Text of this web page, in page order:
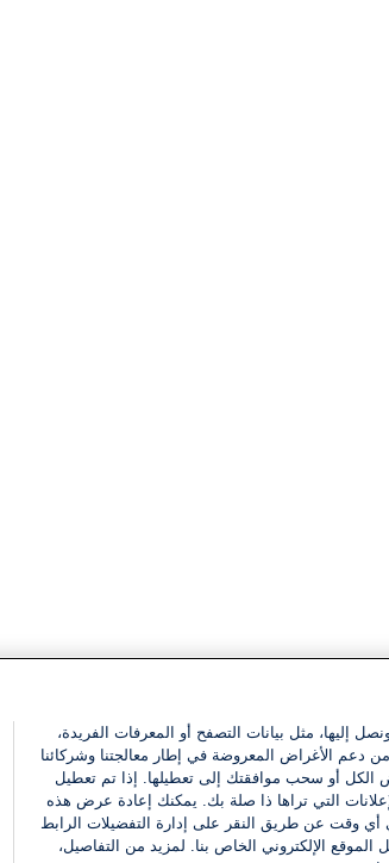
إليها، مثل بيانات التصفح أو المعرفات الفريدة،
دعم الأغراض المعروضة في إطار معالجتنا وشركائنا
الكل أو سحب موافقتك إلى تعطيلها. إذا تم تعطيل
التي تراها ذا صلة بك. يمكنك إعادة عرض هذه
أي وقت عن طريق النقر على إدارة التفضيلات الرابط
الإلكتروني الخاص بنا. لمزيد من التفاصيل،